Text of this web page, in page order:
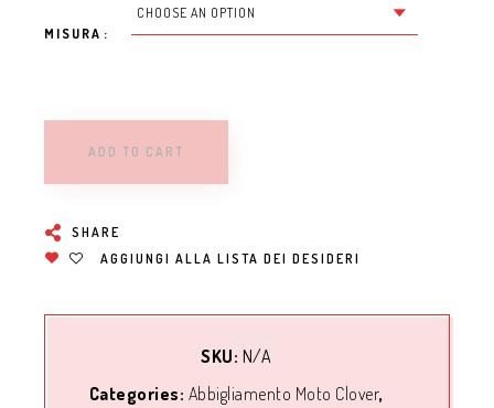
MISURA
ADD TO CART
SHARE
AGGIUNGI ALLA LISTA DEI DESIDERI
SKU: N/A
Categories: Abbigliamento Moto Clover,